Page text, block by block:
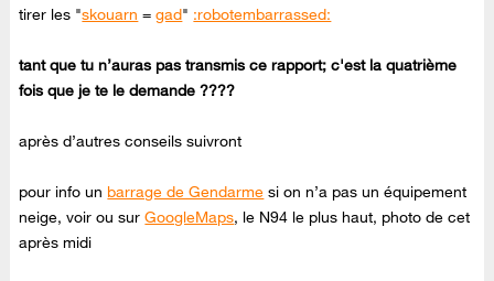
tirer les "skouarn =gad" :robotembarrassed:
tant que tu n’auras pas transmis ce rapport; c'est la quatrième
fois que je te le demande ????
après d’autres conseils suivront
pour info un barrage de Gendarme si on n’a pas un équipement
neige, voir ou surGoogleMaps, le N94 le plus haut, photo de cet
après midi